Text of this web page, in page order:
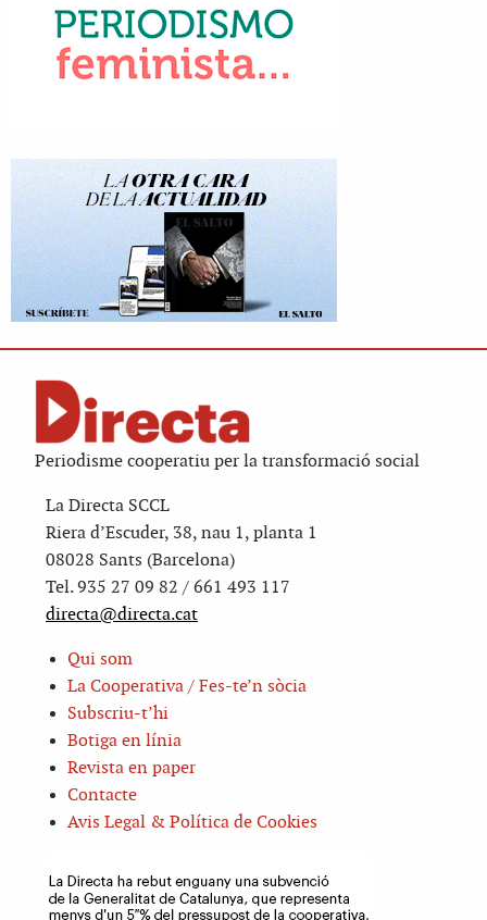
Periodisme cooperatiu per la transformació social
La Directa SCCL
Riera d’Escuder, 38, nau 1, planta 1
08028 Sants (Barcelona)
Tel. 935 27 09 82 / 661 493 117
directa@directa.cat
Qui som
La Cooperativa / Fes-te’n sòcia
Subscriu-t’hi
Botiga en línia
Revista en paper
Contacte
Avis Legal & Política de Cookies